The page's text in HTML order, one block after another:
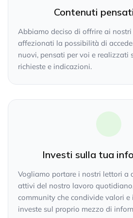
Contenuti
Abbiamo deciso di offrire ai
affezionati la possibilità di
nuovi, pensati per voi e realizzati
richieste e indicazioni.
Investi sulla tua
Vogliamo portare i nostri lettori a
attivi del nostro lavoro
community che condivide valori e
investe sul proprio mezzo di